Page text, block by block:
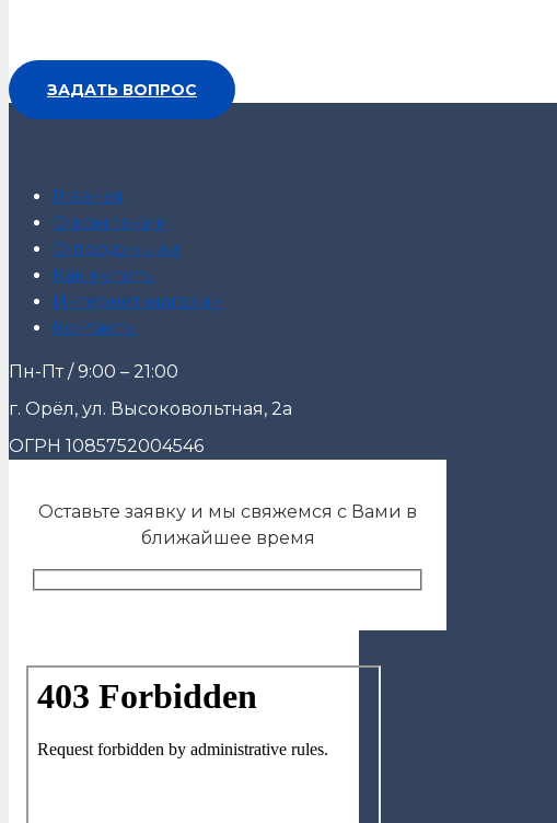
ЗАДАТЬ ВОПРОС
Главная
О компании
О продукции
Как купить
Интернет-магазин
Контакты
Пн-Пт / 9:00 – 21:00
г. Орёл, ул. Высоковольтная, 2а
ОГРН 1085752004546
Оставьте заявку и мы свяжемся с Вами в
ближайшее время